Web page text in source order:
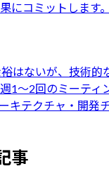
にコミットします。
はないが、技術的
1〜2回のミーティ
キテクチャ・開発
事